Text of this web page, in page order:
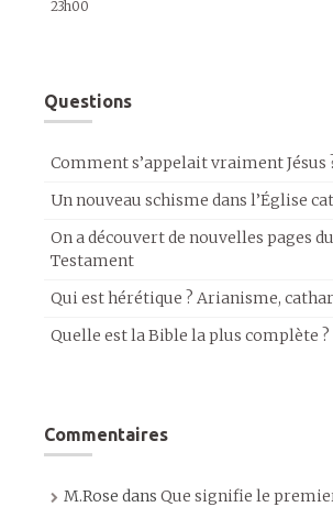
23h00
Questions
Comment s’appelait vraiment Jésus
Un nouveau schisme dans l’Église
On a découvert de nouvelles pages
Testament
Qui est hérétique ? Arianisme,
Quelle est la Bible la plus complète ?
Commentaires
M.Rose dans Que signifie le